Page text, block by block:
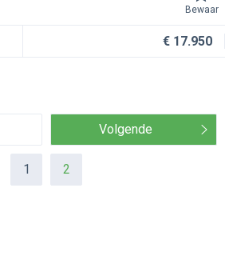
Bewaar
€ 17.950
1 2
Volgende